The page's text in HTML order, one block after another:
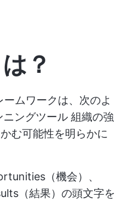
？
ームワークは、次のよ
ニングツール 組織の強
む可能性を明らかに
（機会）、
（結果）の頭文字を